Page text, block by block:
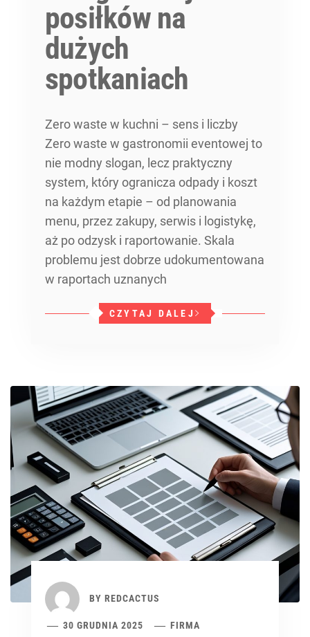
posiłków na
dużych
spotkaniach
Zero waste w kuchni – sens i liczby
Zero waste w gastronomii eventowej to
nie modny slogan, lecz praktyczny
system, który ogranicza odpady i koszt
na każdym etapie – od planowania
menu, przez zakupy, serwis i logistykę,
aż po odzysk i raportowanie. Skala
problemu jest dobrze udokumentowana
w raportach uznanych
CZYTAJ DALEJ
BY REDCACTUS
30 GRUDNIA 2025 FIRMA